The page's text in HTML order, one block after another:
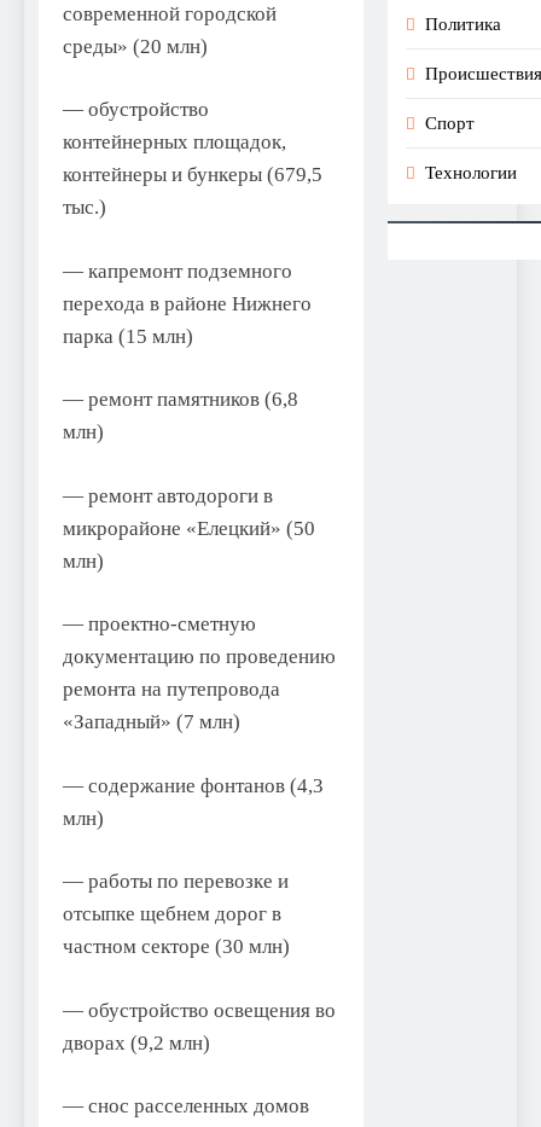
современной городской
среды» (20 млн)
— обустройство
контейнерных площадок,
контейнеры и бункеры (679,5
тыс.)
— капремонт подземного
перехода в районе Нижнего
парка (15 млн)
— ремонт памятников (6,8
млн)
— ремонт автодороги в
микрорайоне «Елецкий» (50
млн)
— проектно-сметную
документацию по проведению
ремонта на путепровода
«Западный» (7 млн)
— содержание фонтанов (4,3
млн)
— работы по перевозке и
отсыпке щебнем дорог в
частном секторе (30 млн)
— обустройство освещения во
дворах (9,2 млн)
— снос расселенных домов
Политика
Происшествия
Спорт
Технологии